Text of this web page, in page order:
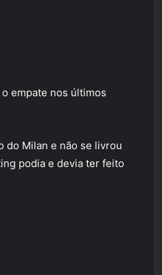
empate nos últimos
do Milan e não se livrou
podia e devia ter feito